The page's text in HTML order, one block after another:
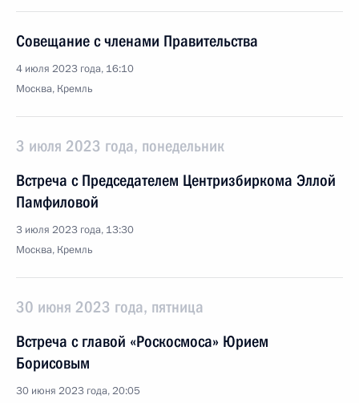
Совещание с членами Правительства
4 июля 2023 года, 16:10
Москва, Кремль
3 июля 2023 года, понедельник
Встреча с Председателем Центризбиркома Эллой
Памфиловой
3 июля 2023 года, 13:30
Москва, Кремль
30 июня 2023 года, пятница
Встреча с главой «Роскосмоса» Юрием
Борисовым
30 июня 2023 года, 20:05